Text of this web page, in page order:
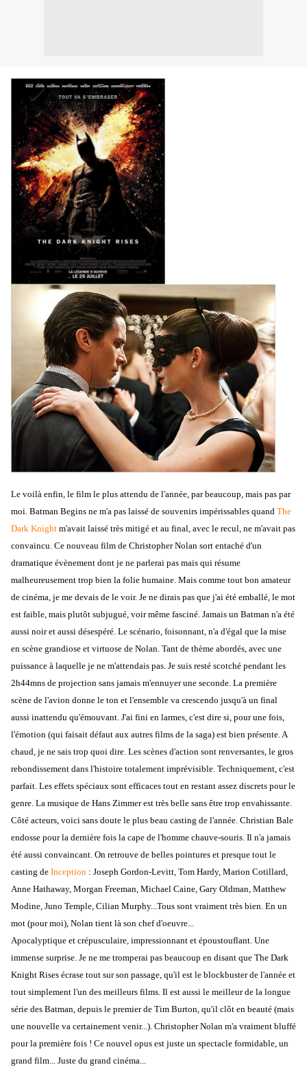
Le voilà enfin, le film le plus attendu de l'année, par beaucoup, mais pas par
moi. Batman Begins ne m'a pas laissé de souvenirs impérissables quand The
Dark Knight m'avait laissé très mitigé et au final, avec le recul, ne m'avait pas
convaincu. Ce nouveau film de Christopher Nolan sort entaché d'un
dramatique évènement dont je ne parlerai pas mais qui résume
malheureusement trop bien la folie humaine. Mais comme tout bon amateur
de cinéma, je me devais de le voir. Je ne dirais pas que j'ai été emballé, le mot
est faible, mais plutôt subjugué, voir même fasciné. Jamais un Batman n'a été
aussi noir et aussi désespéré. Le scénario, foisonnant, n'a d'égal que la mise
en scène grandiose et virtuose de Nolan. Tant de thème abordés, avec une
puissance à laquelle je ne m'attendais pas. Je suis resté scotché pendant les
2h44mns de projection sans jamais m'ennuyer une seconde. La première
scène de l'avion donne le ton et l'ensemble va crescendo jusqu'à un final
aussi inattendu qu'émouvant. J'ai fini en larmes, c'est dire si, pour une fois,
l'émotion (qui faisait défaut aux autres films de la saga) est bien présente. A
chaud, je ne sais trop quoi dire. Les scènes d'action sont renversantes, le gros
rebondissement dans l'histoire totalement imprévisible. Techniquement, c'est
parfait. Les effets spéciaux sont efficaces tout en restant assez discrets pour le
genre. La musique de Hans Zimmer est très belle sans être trop envahissante.
Côté acteurs, voici sans doute le plus beau casting de l'année. Christian Bale
endosse pour la dernière fois la cape de l'homme chauve-souris. Il n'a jamais
été aussi convaincant. On retrouve de belles pointures et presque tout le
casting de Inception : Joseph Gordon-Levitt, Tom Hardy, Marion Cotillard,
Anne Hathaway, Morgan Freeman, Michael Caine, Gary Oldman, Matthew
Modine, Juno Temple, Cilian Murphy...Tous sont vraiment très bien. En un
mot (pour moi), Nolan tient là son chef d'oeuvre...
Apocalyptique et crépusculaire, impressionnant et époustouflant. Une
immense surprise. Je ne me tromperai pas beaucoup en disant que The Dark
Knight Rises écrase tout sur son passage, qu'il est le blockbuster de l'année et
tout simplement l'un des meilleurs films. Il est aussi le meilleur de la longue
série des Batman, depuis le premier de Tim Burton, qu'il clôt en beauté (mais
une nouvelle va certainement venir...). Christopher Nolan m'a vraiment bluffé
pour la première fois ! Ce nouvel opus est juste un spectacle formidable, un
grand film... Juste du grand cinéma...